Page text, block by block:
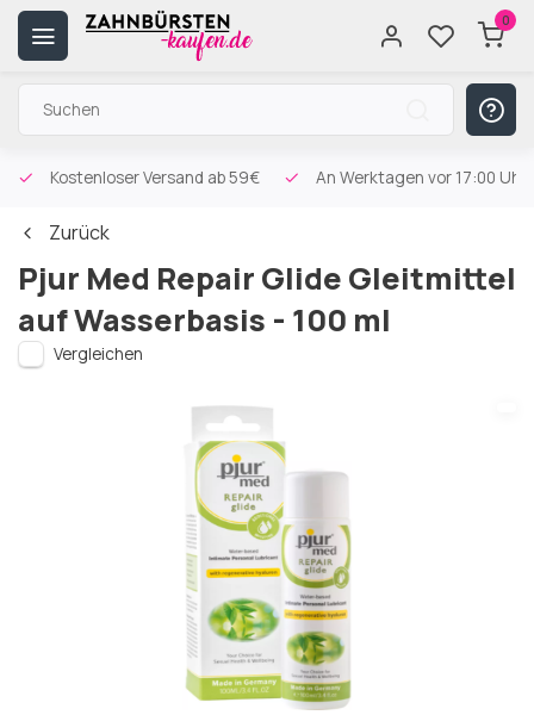
0
Kostenloser Versand ab 59€ An Werktagen vor 17:00
Zurück
Pjur Med Repair Glide Gleitmittel
auf Wasserbasis - 100 ml
Vergleichen